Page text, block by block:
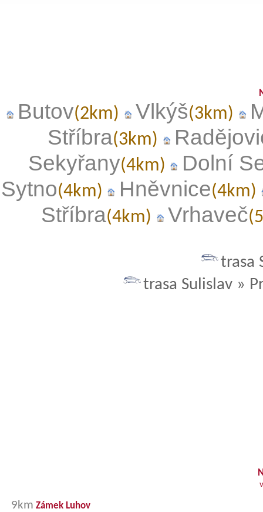
Butov(2km) Vlkýš(3km)
Stříbra(3km)
Sekyřany(4km)
Dolní
Sytno(4km) Hněvnice(4km)
Stříbra(4km) Vrhaveč
trasa
trasa Sulislav »
9km Zámek Luhov